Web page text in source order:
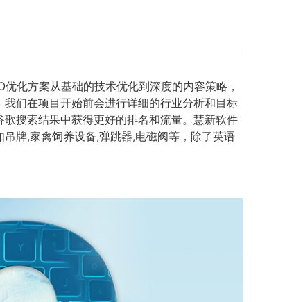
化方案从基础的技术优化到深度的内容策略，
们在项目开始前会进行详细的行业分析和目标
搜索结果中获得更好的排名和流量。慧新软件
牌,家禽饲养设备,弹跳器,电磁阀等，除了英语